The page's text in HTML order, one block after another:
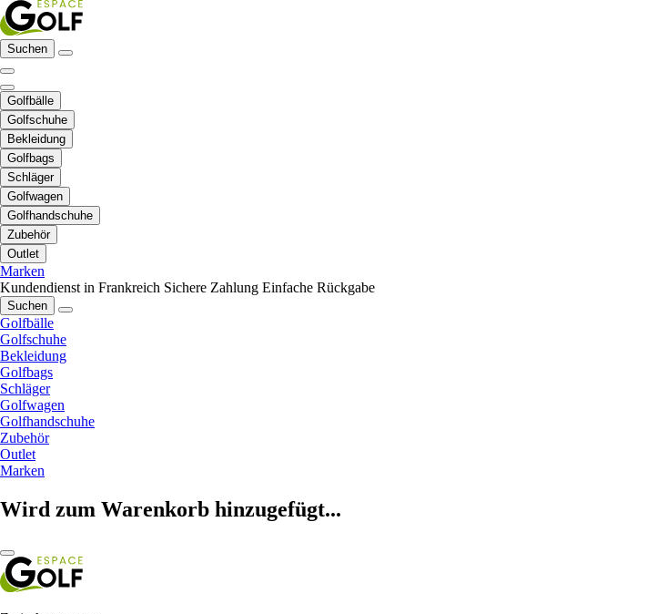
Suchen
Golfbälle
Golfschuhe
Bekleidung
Golfbags
Schläger
Golfwagen
Golfhandschuhe
Zubehör
Outlet
Marken
Kundendienst in Frankreich Sichere Zahlung Einfache Rückgabe
Suchen
Golfbälle
Golfschuhe
Bekleidung
Golfbags
Schläger
Golfwagen
Golfhandschuhe
Zubehör
Outlet
Marken
Wird zum Warenkorb hinzugefügt...